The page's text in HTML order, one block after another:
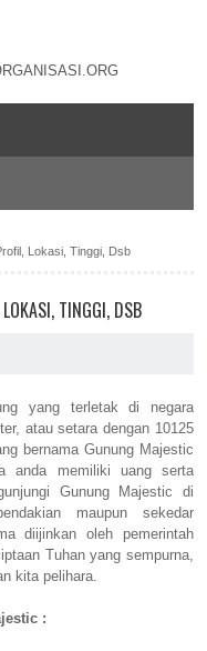
Lokasi, Tinggi, Dsb
TINGGI, DSB
yang terletak di negara
atau setara dengan 10125
bernama Gunung Majestic
anda memiliki uang serta
Gunung Majestic di
maupun sekedar
diijinkan oleh pemerintah
Tuhan yang sempurna,
kita pelihara.
: